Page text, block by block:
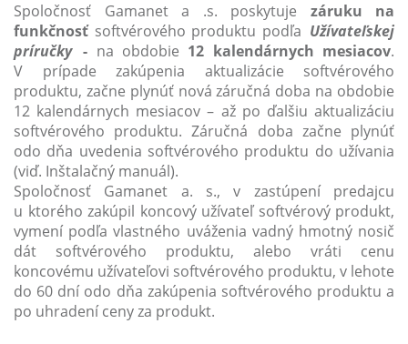
Spoločnosť Gamanet a .s. poskytuje záruku na
funkčnosťsoftvérového produktu podľa Užívateľskej
príručky - na obdobie 12 kalendárnych mesiacov.
V prípade zakúpenia aktualizácie softvérového
produktu, začne plynúť nová záručná doba na obdobie
12 kalendárnych mesiacov – až po ďalšiu aktualizáciu
softvérového produktu. Záručná doba začne plynúť
odo dňa uvedenia softvérového produktu do užívania
(viď. Inštalačný manuál).
Spoločnosť Gamanet a. s., v zastúpení predajcu
u ktorého zakúpil koncový užívateľ softvérový produkt,
vymení podľa vlastného uváženia vadný hmotný nosič
dát softvérového produktu, alebo vráti cenu
koncovému užívateľovi softvérového produktu, v lehote
do 60 dní odo dňa zakúpenia softvérového produktu a
po uhradení ceny za produkt.